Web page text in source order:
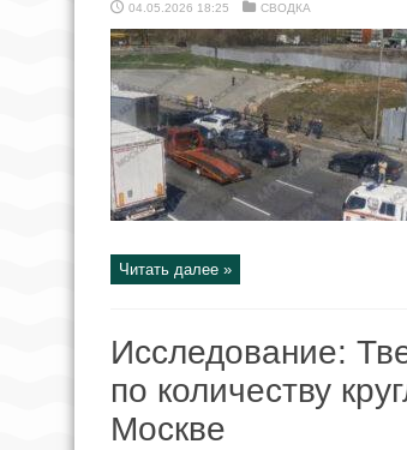
04.05.2026 18:25 СВОДКА
Читать далее »
Исследование:
по количеству
Москве